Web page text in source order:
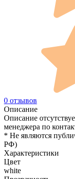
0 отзывов
Описание
Описание
менеджера по
* Не являются
РФ)
Характеристики
Цвет
white